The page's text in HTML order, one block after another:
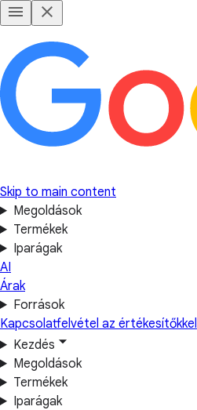
Skip to main content
Megoldások
Termékek
Iparágak
AI
Árak
Források
Kapcsolatfelvétel az értékesítőkkel
Kezdés
Megoldások
Termékek
Iparágak